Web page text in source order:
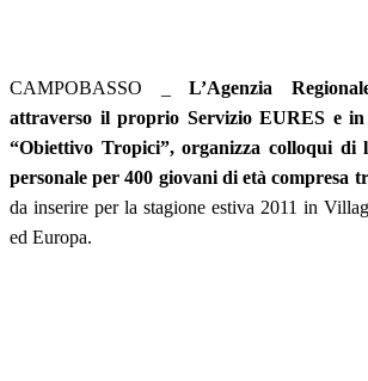
CAMPOBASSO _L’Agenzia
attraverso il proprio Servizio EURES e in
“Obiettivo Tropici”, organizza colloqui di
personale per 400 giovani di età compresa
da inserire per la stagione estiva 2011 in
ed Europa.